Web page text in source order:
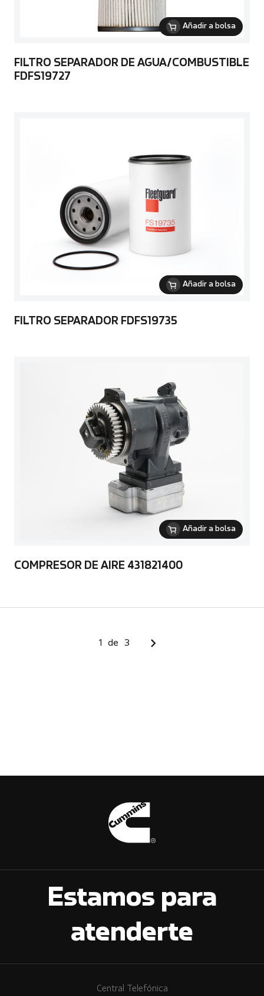
Añadir a bolsa
FILTRO SEPARADOR DE AGUA/COMBUSTIBLE
FDFS19727
Añadir a bolsa
FILTRO SEPARADOR FDFS19735
Añadir a bolsa
COMPRESOR DE AIRE 431821400
1 de 3
Estamos para
atenderte
Central Telefónica